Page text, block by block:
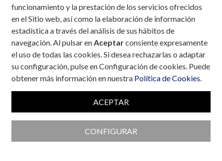
funcionamiento y la prestación de los servicios ofrecidos
en el Sitio web, así como la elaboración de información
estadística a través del análisis de sus hábitos de
navegación. Al pulsar enAceptarconsiente expresamente
el uso de todas las cookies. Si desea rechazarlas o adaptar
su configuración, pulse en Configuración de cookies. Puede
obtener más información en nuestra Política de Cookies.
ACEPTAR
CONFIGURAR